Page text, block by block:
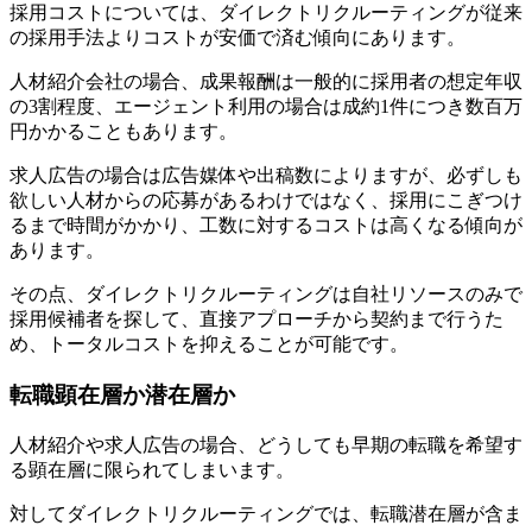
採用コストについては、ダイレクトリクルーティングが従来
の採用手法よりコストが安価で済む傾向にあります。
人材紹介会社の場合、成果報酬は一般的に採用者の想定年収
の3割程度、エージェント利用の場合は成約1件につき数百万
円かかることもあります。
求人広告の場合は広告媒体や出稿数によりますが、必ずしも
欲しい人材からの応募があるわけではなく、採用にこぎつけ
るまで時間がかかり、工数に対するコストは高くなる傾向が
あります。
その点、ダイレクトリクルーティングは自社リソースのみで
採用候補者を探して、直接アプローチから契約まで行うた
め、トータルコストを抑えることが可能です。
転職顕在層か潜在層か
人材紹介や求人広告の場合、どうしても早期の転職を希望す
る顕在層に限られてしまいます。
対してダイレクトリクルーティングでは、転職潜在層が含ま